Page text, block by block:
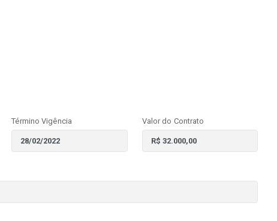
Término Vigência Valor do Contrato